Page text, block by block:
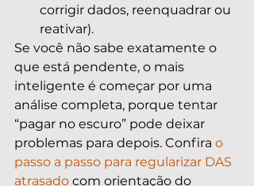
corrigir dados, reenquadrar ou
reativar).
Se você não sabe exatamente o
que está pendente, o mais
inteligente é começar por uma
análise completa, porque tentar
“pagar no escuro” pode deixar
problemas para depois. Confira o
passo a passo para regularizar DAS
atrasado com orientação do